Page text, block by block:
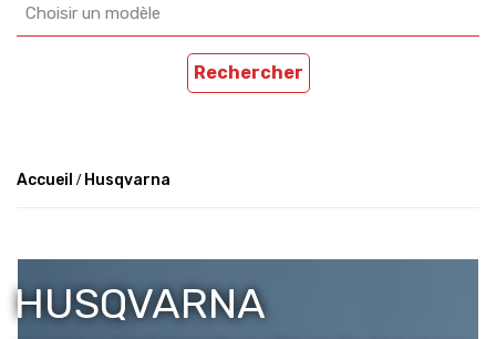
Choisir un modèle
Rechercher
Accueil Husqvarna
HUSQVARNA